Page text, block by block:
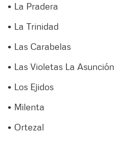
• La Pradera
• La Trinidad
• Las Carabelas
• Las Violetas La Asunción
• Los Ejidos
• Milenta
• Ortezal